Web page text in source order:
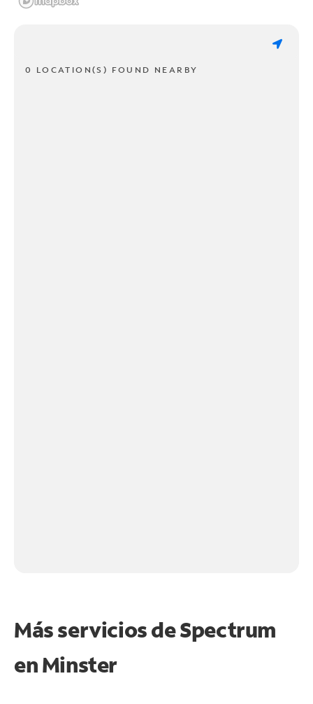
0 LOCATION(S) FOUND NEARBY
Más servicios de Spectrum
enMinster